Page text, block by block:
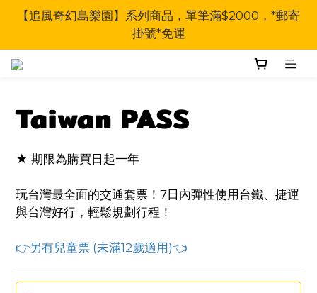
【追風奇幻島樂園】系列商品，單筆滿$2000，*郵寄
掛號*免運
Taiwan PASS
★ 期限為購買日起一年
玩台灣最全面的交通套票！7日內彈性使用台鐵、捷運
與台灣好行，輕鬆規劃行程！
👉另有兒童票 (未滿12歲適用)👈